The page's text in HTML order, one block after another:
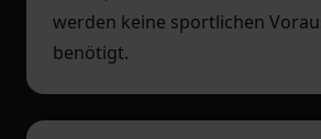
werden keine sportlichen
benötigt.